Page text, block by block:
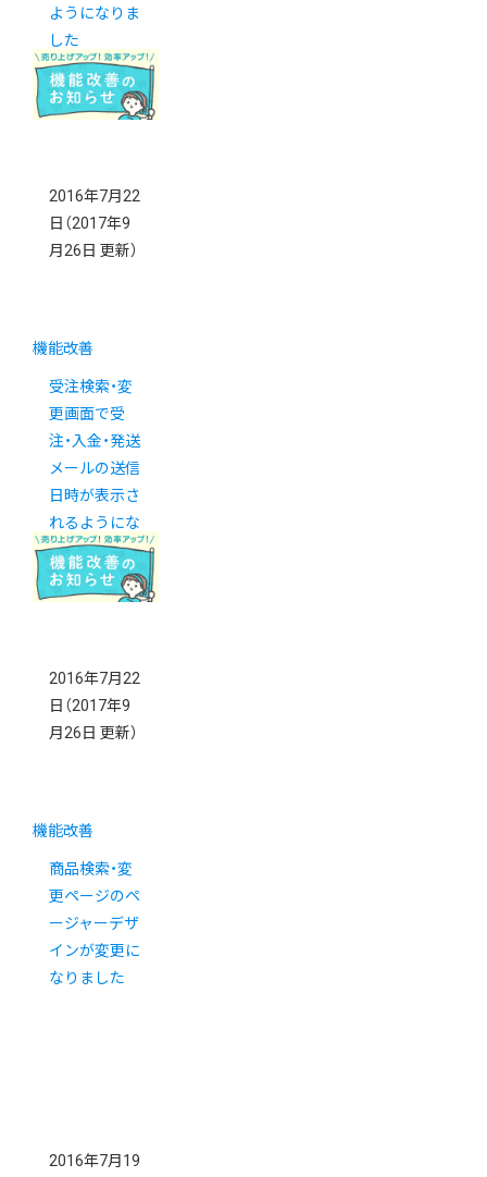
ようになりま
した
2016年7月22
日 （2017年9
月26日 更新）
機能改善
受注検索・変
更画面で受
注・入金・発送
メールの送信
日時が表示さ
れるようにな
りました
2016年7月22
日 （2017年9
月26日 更新）
機能改善
商品検索・変
更ページのペ
ージャーデザ
インが変更に
なりました
2016年7月19